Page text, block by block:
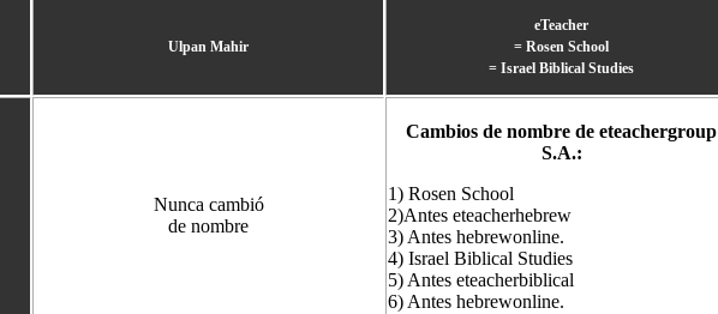
Ulpan Mahir
eTeacher
= Rosen School
= Israel Biblical Studies
Nunca cambió
de nombre
Cambios de nombre de eteachergroup
S.A.:
1) Rosen School
2)Antes eteacherhebrew
3) Antes hebrewonline.
4) Israel Biblical Studies
5) Antes eteacherbiblical
6) Antes hebrewonline.